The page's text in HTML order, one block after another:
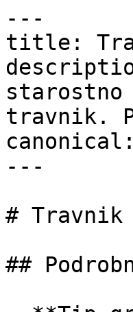
---
title:
starostno
travnik.
---
# Travnik
##